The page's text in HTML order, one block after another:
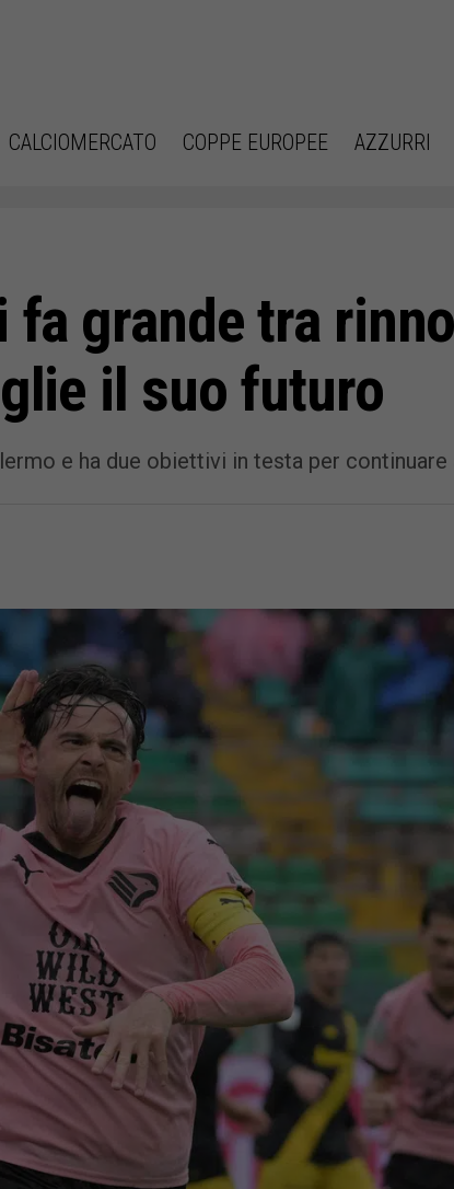
CALCIOMERCATO COPPE EUROPEE AZZURRI
grande tra
il suo futuro
e ha due obiettivi in testa per